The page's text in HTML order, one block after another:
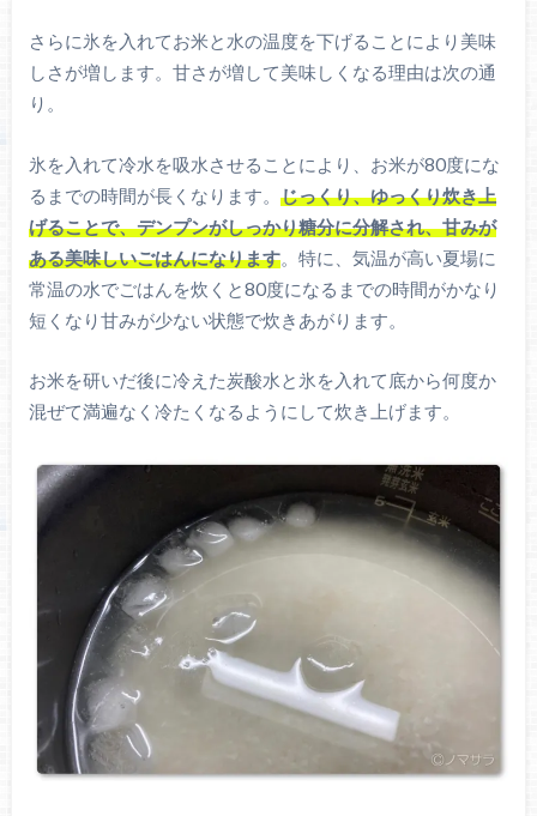
さらに氷を入れてお米と水の温度を下げることにより美味
しさが増します。甘さが増して美味しくなる理由は次の通
り。
氷を入れて冷水を吸水させることにより、お米が80度にな
るまでの時間が長くなります。 じっくり、ゆっくり炊き上
げることで、デンプンがしっかり糖分に分解され、甘みが
ある美味しいごはんになります。特に、気温が高い夏場に
常温の水でごはんを炊くと80度になるまでの時間がかなり
短くなり甘みが少ない状態で炊きあがります。
お米を研いだ後に冷えた炭酸水と氷を入れて底から何度か
混ぜて満遍なく冷たくなるようにして炊き上げます。